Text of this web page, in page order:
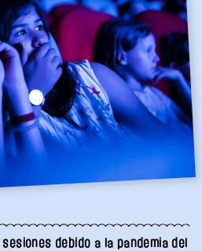
debido a la pandemia del